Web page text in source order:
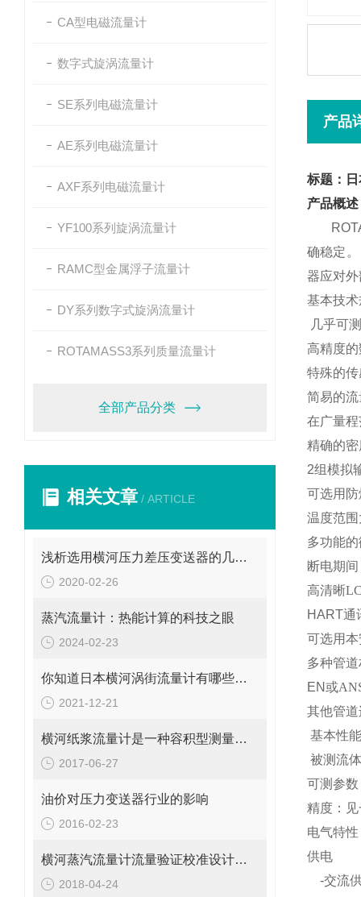
CA型电磁流量计
数字式旋涡流量计
SE系列电磁流量计
AE系列电磁流量计
AXF系列电磁流量计
YF100系列旋涡流量计
RAMC型金属浮子流量计
DY系列数字式旋涡流量计
ROTAMASS3系列质量流量计
全部产品分类
相关文章 / ARTICLE
浅析选用横河压力差压变送器的几个主要依据
2020-02-26
蒸汽流量计：热能计算的科技之眼
2024-02-23
你知道日本横河涡街流量计有哪些结构优势吗？
2021-12-21
横河纸浆流量计是一种容积型测量仪表
2017-06-27
油价对压力变送器行业的影响
2016-02-23
横河蒸汽流量计流量验证校准设计合理
2018-04-24
产品
标题：
产品概述
确稳定。
器应对
基本技
几乎可
高精度
特殊的
简易的
在广量
精确的
2组模拟
可选用
温度范
多功能
断电期
高清晰
HART通
可选用
多种管
EN或
其他管
基本性
被测流
可测参
精度：
电气特性
供电
-交流